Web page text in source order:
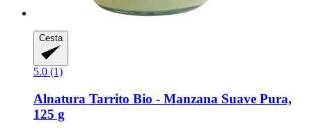
Cesta
5.0 (1)
Alnatura Tarrito Bio -​ Manzana Suave Pura,
125 g